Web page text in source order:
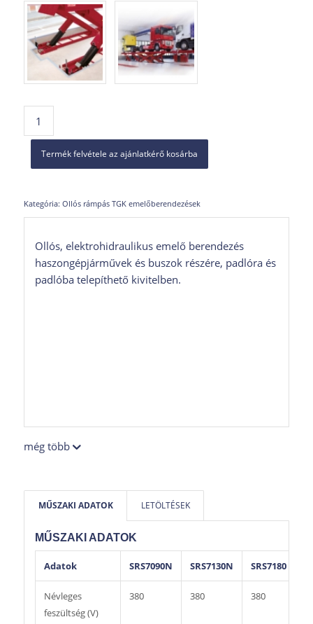
Termék felvétele az ajánlatkérő kosárba
Kategória: Ollós rámpás TGK emelőberendezések
Ollós, elektrohidraulikus emelő berendezés
haszongépjárművek és buszok részére, padlóra és
padlóba telepíthető kivitelben.
még több
MŰSZAKI ADATOK LETÖLTÉSEK
MŰSZAKI ADATOK
Adatok SRS7090N SRS7130N SRS7180
Névleges
feszültség (V)
380 380 380